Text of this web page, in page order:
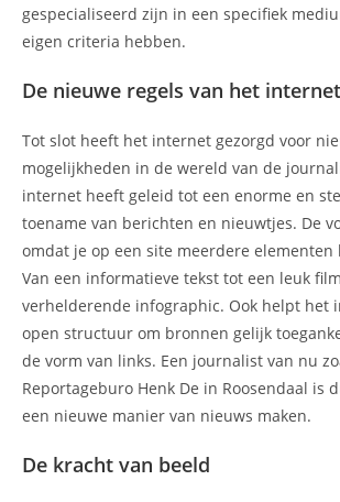
gespecialiseerd zijn in een specifiek
eigen criteria hebben.
De nieuwe regels van het internet
Tot slot heeft het internet gezorgd voor
mogelijkheden in de wereld van de
internet heeft geleid tot een enorme en
toename van berichten en nieuwtjes. De
omdat je op een site meerdere
Van een informatieve tekst tot een leuk
verhelderende infographic. Ook helpt het
open structuur om bronnen gelijk
de vorm van links. Een journalist van nu
Reportageburo Henk De in Roosendaal is
een nieuwe manier van nieuws maken.
De kracht van beeld